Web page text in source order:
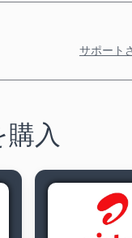
サポート
入